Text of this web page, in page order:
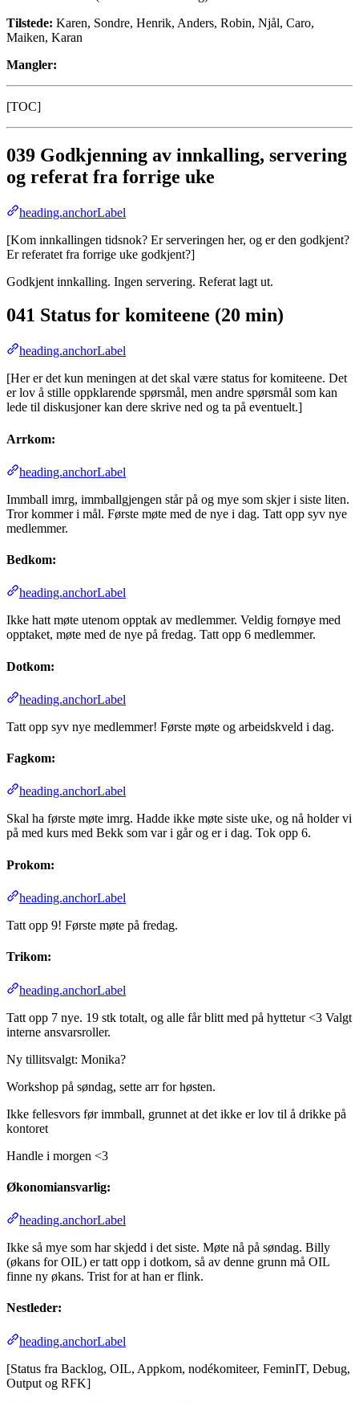
Tilstede: Karen, Sondre, Henrik, Anders, Robin, Njål, Caro,
Maiken, Karan
Mangler:
[TOC]
039 Godkjenning av innkalling, servering
og referat fra forrige uke
heading.anchorLabel
[Kom innkallingen tidsnok? Er serveringen her, og er den godkjent?
Er referatet fra forrige uke godkjent?]
Godkjent innkalling. Ingen servering. Referat lagt ut.
041 Status for komiteene (20 min)
heading.anchorLabel
[Her er det kun meningen at det skal være status for komiteene. Det
er lov å stille oppklarende spørsmål, men andre spørsmål som kan
lede til diskusjoner kan dere skrive ned og ta på eventuelt.]
Arrkom:
heading.anchorLabel
Immball imrg, immballgjengen står på og mye som skjer i siste liten.
Tror kommer i mål. Første møte med de nye i dag. Tatt opp syv nye
medlemmer.
Bedkom:
heading.anchorLabel
Ikke hatt møte utenom opptak av medlemmer. Veldig fornøye med
opptaket, møte med de nye på fredag. Tatt opp 6 medlemmer.
Dotkom:
heading.anchorLabel
Tatt opp syv nye medlemmer! Første møte og arbeidskveld i dag.
Fagkom:
heading.anchorLabel
Skal ha første møte imrg. Hadde ikke møte siste uke, og nå holder vi
på med kurs med Bekk som var i går og er i dag. Tok opp 6.
Prokom:
heading.anchorLabel
Tatt opp 9! Første møte på fredag.
Trikom:
heading.anchorLabel
Tatt opp 7 nye. 19 stk totalt, og alle får blitt med på hyttetur <3 Valgt
interne ansvarsroller.
Ny tillitsvalgt: Monika?
Workshop på søndag, sette arr for høsten.
Ikke fellesvors før immball, grunnet at det ikke er lov til å drikke på
kontoret
Handle i morgen <3
Økonomiansvarlig:
heading.anchorLabel
Ikke så mye som har skjedd i det siste. Møte nå på søndag. Billy
(økans for OIL) er tatt opp i dotkom, så av denne grunn må OIL
finne ny økans. Trist for at han er flink.
Nestleder:
heading.anchorLabel
[Status fra Backlog, OIL, Appkom, nodékomiteer, FeminIT, Debug,
Output og RFK]